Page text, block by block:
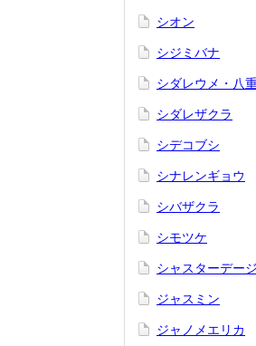
シオン
シジミバナ
シダレウメ・八
シダレザクラ
シデコブシ
シナレンギョウ
シバザクラ
シモツケ
シャスターデー
ジャスミン
ジャノメエリカ